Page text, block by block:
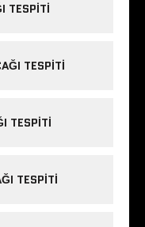
TESPITI
TESPITI
TESPITI
TESPITI